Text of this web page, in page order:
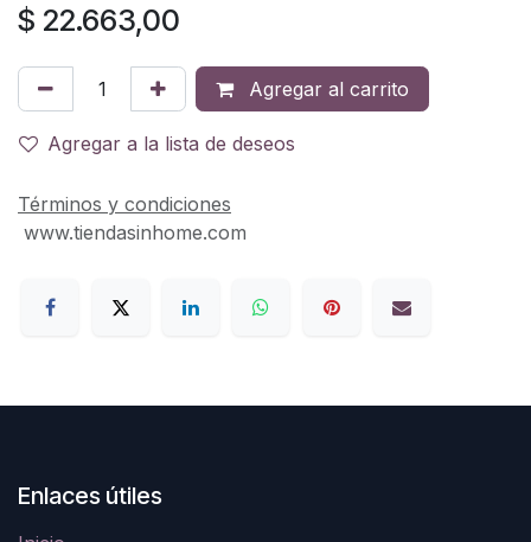
$ 22.663,00
Agregar al carrito
Agregar a la lista de deseos
Términos y condiciones
www.tiendasinhome.com
Enlaces útiles